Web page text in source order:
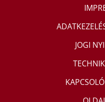
JOGI